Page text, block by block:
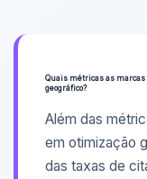
Quais métricas as marcas
geográfico?
Além das
em otimização
das taxas de